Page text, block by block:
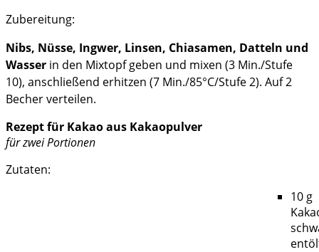
Zubereitung:
Nibs, Nüsse, Ingwer, Linsen, Chiasamen, Datteln und
Wasser in den Mixtopf geben und mixen (3 Min./Stufe
10), anschließend erhitzen (7 Min./85°C/Stufe 2). Auf 2
Becher verteilen.
Rezept für Kakao aus Kakaopulver
für zwei Portionen
Zutaten:
10 g